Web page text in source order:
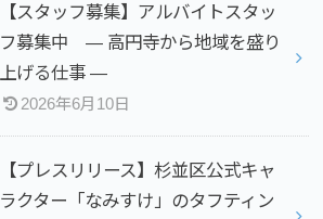
【スタッフ募集】アルバイトスタッ
フ募集中 — 高円寺から地域を盛り
上げる仕事 —
2026年6月10日
【プレスリリース】杉並区公式キャ
ラクター「なみすけ」のタフティン